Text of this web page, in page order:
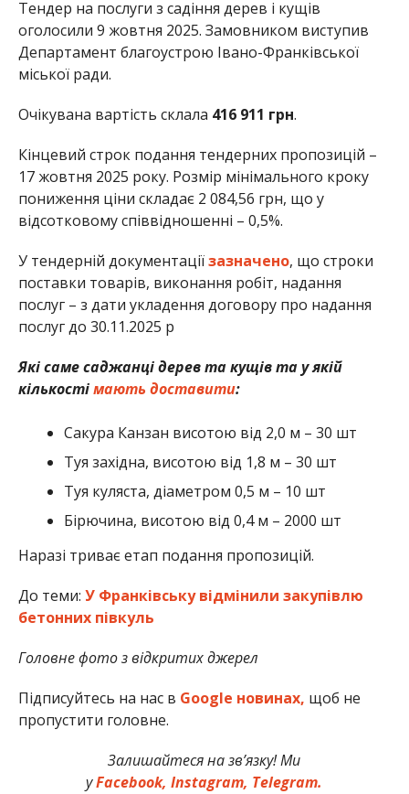
Тендер на послуги з садіння дерев і кущів
оголосили 9 жовтня 2025. Замовником виступив
Департамент благоустрою Івано-Франківської
міської ради.
Очікувана вартість склала 416 911 грн.
Кінцевий строк подання тендерних пропозицій –
17 жовтня 2025 року. Розмір мінімального кроку
пониження ціни складає 2 084,56 грн, що у
відсотковому співвідношенні – 0,5%.
У тендерній документаціїзазначено, що строки
поставки товарів, виконання робіт, надання
послуг – з дати укладення договору про надання
послуг до 30.11.2025 р
Які саме саджанці дерев та кущів та у якій
кількостімають доставити:
Сакура Канзан висотою від 2,0 м – 30 шт
Туя західна, висотою від 1,8 м – 30 шт
Туя куляста, діаметром 0,5 м – 10 шт
Бірючина, висотою від 0,4 м – 2000 шт
Наразі триває етап подання пропозицій.
До теми: У Франківську відмінили закупівлю
бетонних півкуль
Головне фото з відкритих джерел
Підписуйтесь на нас в Google новинах, щоб не
пропустити головне.
Залишайтеся на зв’язку! Ми
уFacebook, Instagram, Telegram.